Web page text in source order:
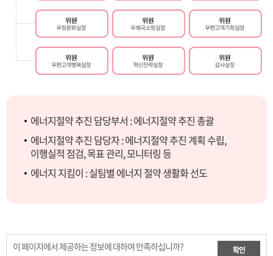
에너지절약 추진 담당부서 : 에너지절약 추진 총괄
에너지절약 추진 담당자 : 에너지절약 추진 계획 수립,
이행실적 점검, 목표 관리, 모니터링 등
에너지 지킴이 : 실팀별 에너지 절약 생활화 선도
이 페이지에서 제공하는 정보에 대하여 만족하십니까? 확인